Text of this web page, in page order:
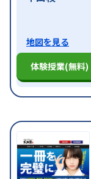
地図を見る
体験授業(無料)